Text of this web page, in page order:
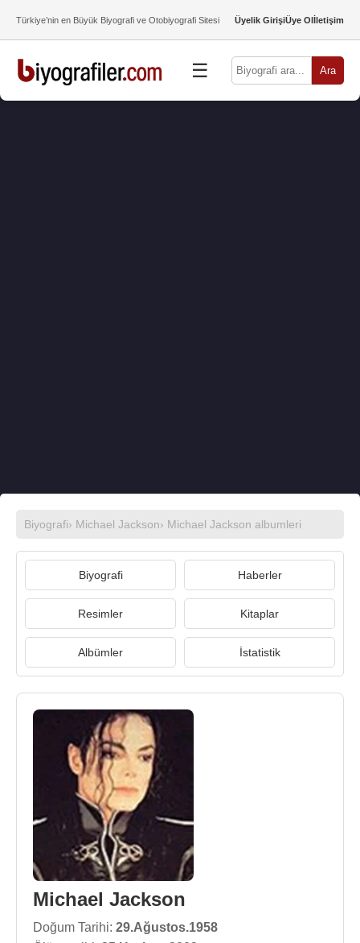
Türkiye’nin en Büyük Biyografi ve Otobiyografi Sitesi Üyelik GirişiÜye Olİletişim
☰ Ara
Biyografi› Michael Jackson› Michael Jackson albumleri
Biyografi Haberler
Resimler Kitaplar
Albümler İstatistik
Michael Jackson
Doğum Tarihi: 29.Ağustos.1958